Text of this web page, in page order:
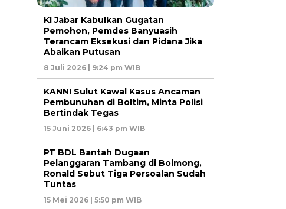
KI Jabar Kabulkan Gugatan
Pemohon, Pemdes Banyuasih
Terancam Eksekusi dan Pidana Jika
Abaikan Putusan
8 Juli 2026 | 9:24 pm WIB
KANNI Sulut Kawal Kasus Ancaman
Pembunuhan di Boltim, Minta Polisi
Bertindak Tegas
15 Juni 2026 | 6:43 pm WIB
PT BDL Bantah Dugaan
Pelanggaran Tambang di Bolmong,
Ronald Sebut Tiga Persoalan Sudah
Tuntas
15 Mei 2026 | 5:50 pm WIB